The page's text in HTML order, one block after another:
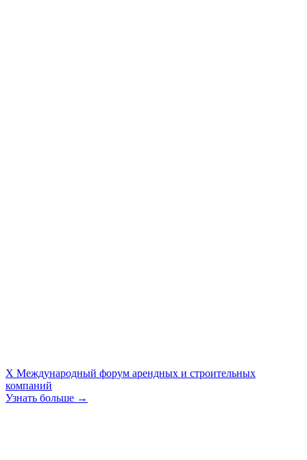
X Международный форум арендных и строительных
компаний
Узнать больше →